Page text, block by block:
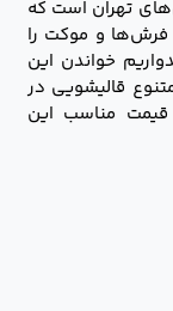
تهران است که
فرش‌ها و موکت را
خواندن این
قالیشویی در
قیمت مناسب این